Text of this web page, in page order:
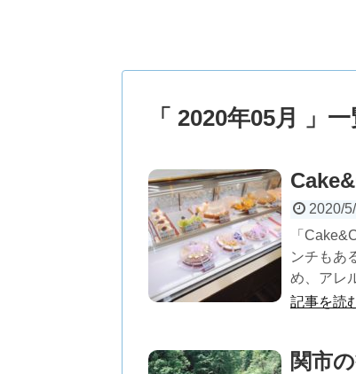
「 2020年05月 」
2020/
「
ンチもあ
め、アレ
記事を読
関市